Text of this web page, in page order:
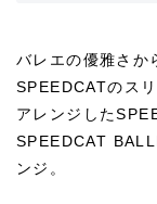
バレエの優雅さか
SPEEDCATのス
アレンジした
SPEEDCAT
ンジ。